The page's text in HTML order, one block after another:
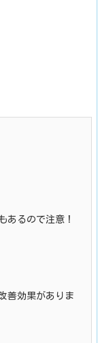
あるので注意！
善効果がありま